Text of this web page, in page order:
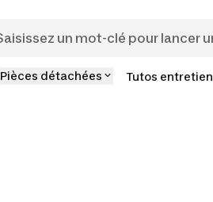
Pièces détachées Tutos entretien